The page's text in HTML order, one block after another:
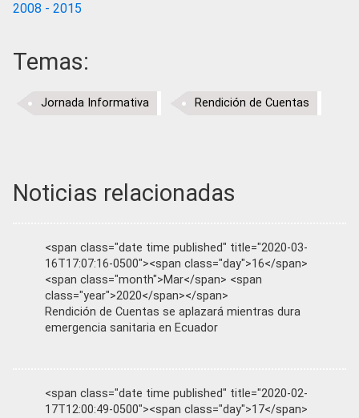
2008 - 2015
Temas:
Jornada Informativa Rendición de Cuentas
Noticias relacionadas
<span class="date time published" title="2020-03-
16T17:07:16-0500"><span class="day">16</span>
<span class="month">Mar</span> <span
class="year">2020</span></span>
Rendición de Cuentas se aplazará mientras dura
emergencia sanitaria en Ecuador
<span class="date time published" title="2020-02-
17T12:00:49-0500"><span class="day">17</span>